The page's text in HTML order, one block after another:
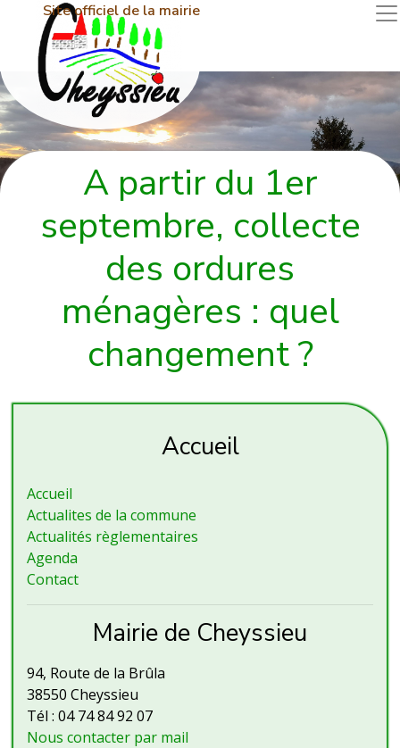
Site officiel de la mairie
A partir du 1er
septembre, collecte
des ordures
ménagères : quel
changement ?
Accueil
Accueil
Actualites de la commune
Actualités règlementaires
Agenda
Contact
Mairie de Cheyssieu
94, Route de la Brûla
38550 Cheyssieu
Tél : 04 74 84 92 07
Nous contacter par mail